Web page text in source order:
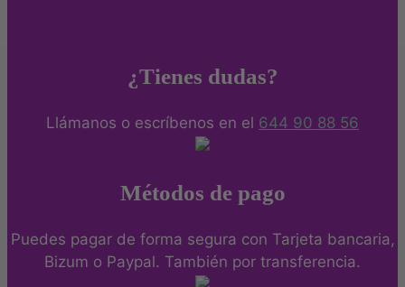
¿Tienes dudas?
Llámanos o escríbenos en el 644 90 88 56
Métodos de pago
Puedes pagar de forma segura con Tarjeta bancaria,
Bizum o Paypal. También por transferencia.